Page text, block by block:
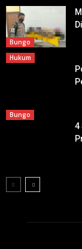
Bungo
Hukum
Bungo
4